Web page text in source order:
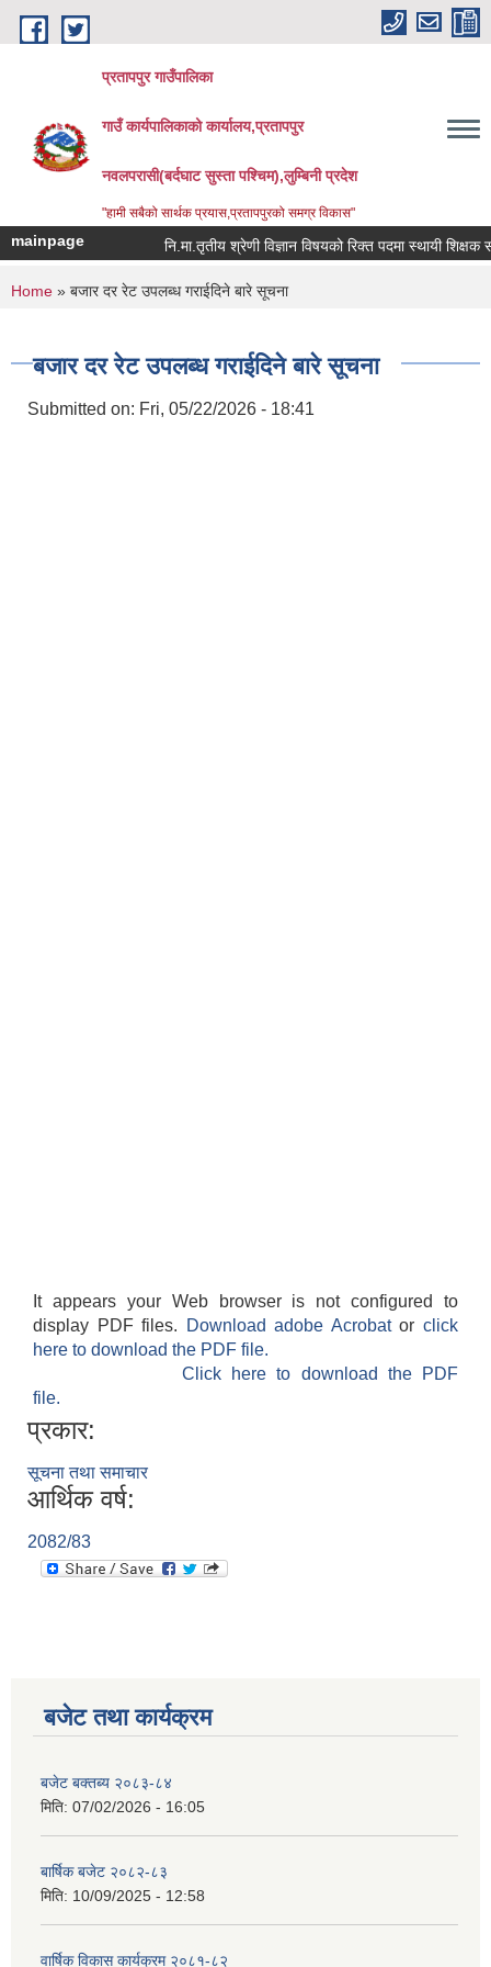
Skip to main content
प्रतापपुर गाउँपालिका
गाउँ कार्यपालिकाको कार्यालय,प्रतापपुर
नवलपरासी(बर्दघाट सुस्ता पश्चिम),लुम्बिनी प्रदेश
"हामी सबैको सार्थक प्रयास,प्रतापपुरको समग्र विकास"
mainpage नि.मा.तृतीय श्रेणी विज्ञान विषयको रिक्त पदमा स्थायी शिक्षक
You are here
Home » बजार दर रेट उपलब्ध गराईदिने बारे सूचना
बजार दर रेट उपलब्ध गराईदिने बारे सूचना
Submitted on: Fri, 05/22/2026 - 18:41
It appears your Web browser is not configured to
display PDF files.
Download adobe Acrobatorclick
here to download the PDF file.
Click here to download the PDF
file.
प्रकार:
सूचना तथा समाचार
आर्थिक वर्ष:
2082/83
बजेट तथा कार्यक्रम
बजेट बक्तब्य २०८३-८४
मिति: 07/02/2026 - 16:05
बार्षिक बजेट २०८२-८३
मिति: 10/09/2025 - 12:58
वार्षिक विकास कार्यक्रम २०८१-८२